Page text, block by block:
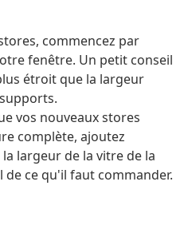
commencez par
fenêtre. Un petit conseil
étroit que la largeur
vos nouveaux stores
complète, ajoutez
largeur de la vitre de la
ce qu'il faut commander.